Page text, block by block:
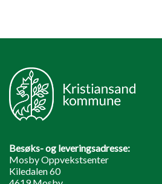
Besøks- og leveringsadresse:
Mosby Oppvekstsenter
Kiledalen 60